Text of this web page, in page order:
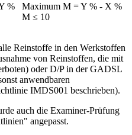
%
Maximum M = Y % - X %
M ≤ 10
Reinstoffe in den Werkstoffen
von Reinstoffen, die mit
oder D/P in der GADSL
anwendbaren
IMDS001 beschrieben).
auch die Examiner-Prüfung
angepasst.